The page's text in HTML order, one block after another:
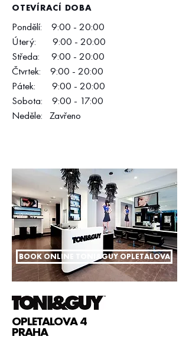
OTEVÍRACÍ DOBA
Pondělí: 9:00 - 20:00
Úterý: 9:00 - 20:00
Středa: 9:00 - 20:00
Čtvrtek: 9:00 - 20:00
Pátek: 9:00 - 20:00
Sobota: 9:00 - 17:00
Neděle: Zavřeno
BOOK ONLINE TONI&GUY OPLETALOVA
OPLETALOVA 4
PRAHA